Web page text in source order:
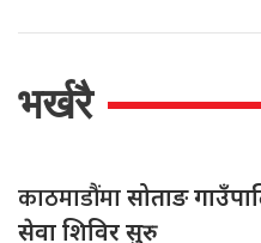
भर्खरै
काठमाडौंमासोताङ
सेवा शिविर सुरु